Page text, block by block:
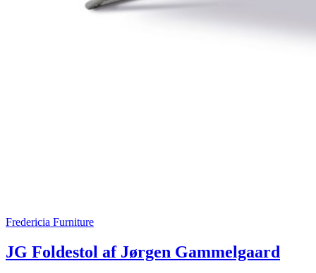
Fredericia Furniture
JG Foldestol af Jørgen Gammelgaard